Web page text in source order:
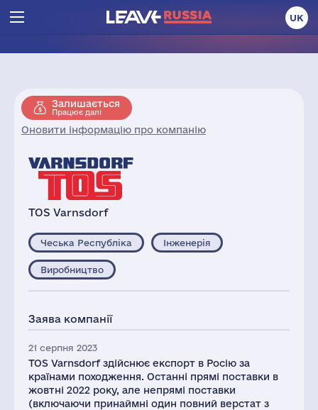
UK
Залишається
Працює далі
Оновити інформацію про компанію
TOS Varnsdorf
Чеська Республіка Інженерія
Виробництво
Заява компанії
21 серпня 2023
TOS Varnsdorf здійснює експорт в Росію за
країнами походження. Останні прямі поставки в
жовтні 2022 року, але непрямі поставки
(включаючи принаймні один повний верстат з